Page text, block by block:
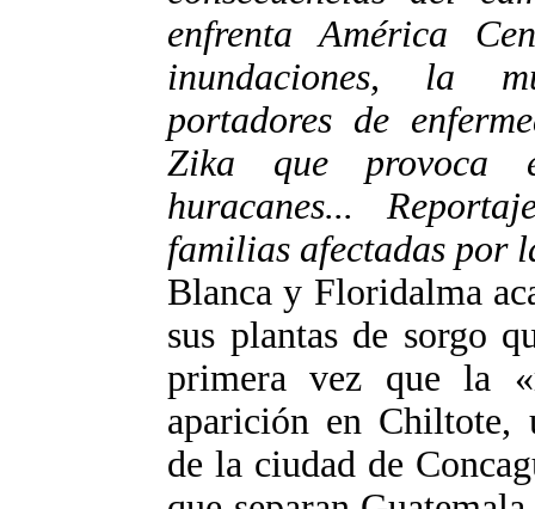
enfrenta América
inundaciones, la
portadores de
Zika que provoca
huracanes...
familias afectadas por
Blanca y Floridalma
sus plantas de sorgo
primera vez que la
aparición en Chiltote,
de la ciudad de